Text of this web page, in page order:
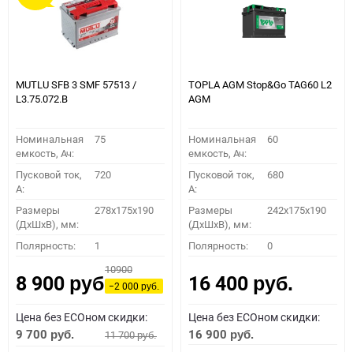
MUTLU SFB 3 SMF 57513 /
L3.75.072.B
Номинальная
емкость, Ач:
75
Пусковой ток,
A:
720
Размеры
(ДхШхВ), мм:
278x175x190
Полярность: 1
8 900 руб.
10900
−2 000руб.
Цена без ECOном скидки:
9 700 руб. 11 700руб.
TOPLA AGM Stop&Go TAG60 L2
AGM
Номинальная
емкость, Ач:
60
Пусковой ток,
A:
680
Размеры
(ДхШхВ), мм:
242x175x190
Полярность: 0
16 400 руб.
Цена без ECOном скидки:
16 900 руб.